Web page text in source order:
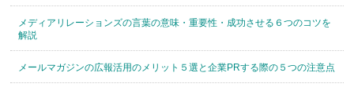
メディアリレーションズの言葉の意味・重要性・成功させる６つのコツを
解説
メールマガジンの広報活用のメリット５選と企業PRする際の５つの注意点